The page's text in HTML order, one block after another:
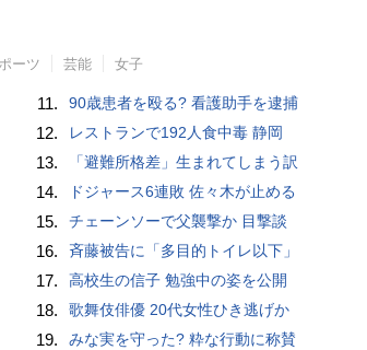
ーツ 芸能 女子
11. 90歳患者を殴る? 看護助手を逮捕
12. レストランで192人食中毒 静岡
13. 「避難所格差」生まれてしまう訳
14. ドジャース6連敗 佐々木が止める
15. チェーンソーで父襲撃か 目撃談
16. 斉藤被告に「多目的トイレ以下」
17. 高校生の信子 勉強中の姿を公開
18. 歌舞伎俳優 20代女性ひき逃げか
19. みな実を守った? 粋な行動に称賛